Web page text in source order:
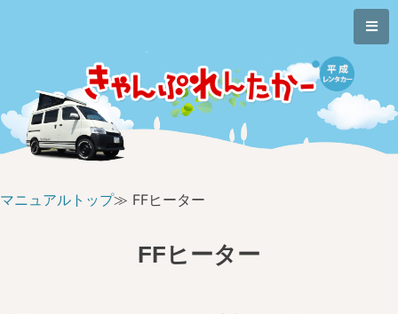
マニュアルトップ≫ FFヒーター
FFヒーター